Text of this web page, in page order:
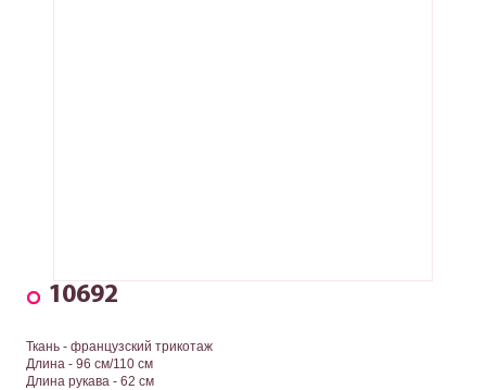
10692
Ткань - французский трикотаж
Длина - 96 см/110 см
Длина рукава - 62 см